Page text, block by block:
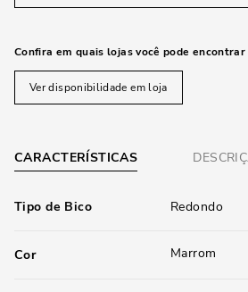
Confira em quais lojas você pode
Ver disponibilidade em loja
CARACTERÍSTICAS
Tipo de Bico Redondo
Cor Marrom